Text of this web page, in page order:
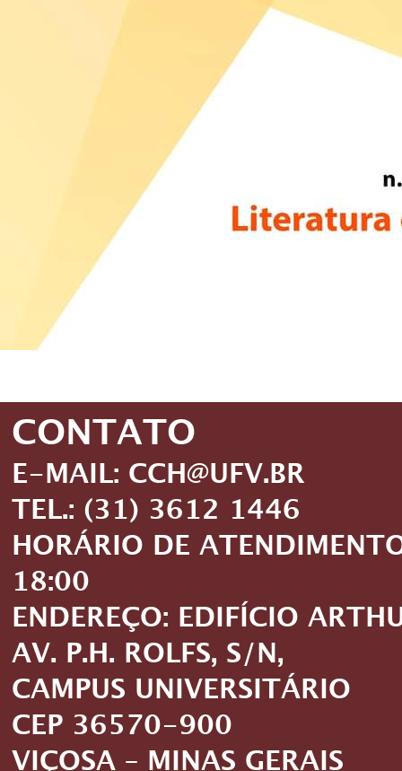
CONTATO
E-MAIL: CCH@UFV.BR
TEL.: (31) 3612 1446
HORÁRIO DE
18:00
ENDEREÇO: EDIFÍCIO
AV. P.H. ROLFS, S/N,
CAMPUS UNIVERSITÁRIO
CEP 36570-900